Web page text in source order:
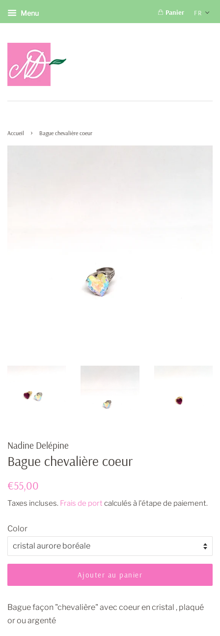
Menu FR
Panier
Accueil › Bague chevalière coeur
Nadine Delépine
Bague chevalière coeur
Prix
€55,00
Taxes incluses. Frais de port calculés à l'étape de paiement.
Color
Ajouter au panier
Bague façon "chevalière" avec coeur en cristal , plaqué
or ou argenté